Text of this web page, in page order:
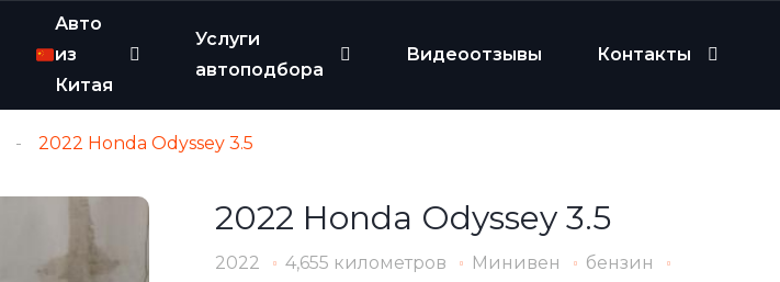
Авто
из
Китая
Услуги
автоподбора
Видеоотзывы Контакты
2022 Honda Odyssey 3.5
2022 Honda Odyssey 3.5
2022 4,655 километров Минивен
бензин